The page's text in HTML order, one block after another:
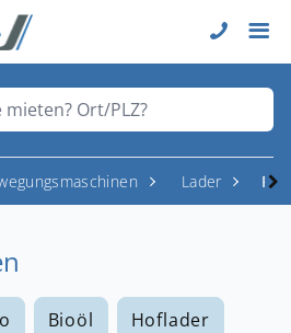
Ort/PLZ?
Lader
Bioöl Hoflader